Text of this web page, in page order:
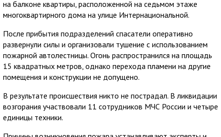
на балконе квартиры, расположенной на седьмом этаже
многоквартирного дома на улице Интернациональной.
После прибытия подразделений спасатели оперативно
развернули силы и организовали тушение с использованием
пожарной автолестницы. Огонь распространился на площадь
15 квадратных метров, однако перехода пламени на другие
помещения и конструкции не допущено.
В результате происшествия никто не пострадал. В ликвидации
возгорания участвовали 11 сотрудников МЧС России и четыре
единицы техники.